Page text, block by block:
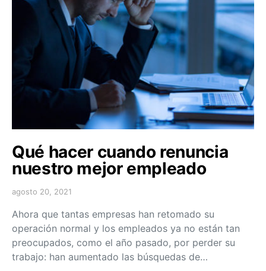
Qué hacer cuando renuncia
nuestro mejor empleado
agosto 20, 2021
Ahora que tantas empresas han retomado su
operación normal y los empleados ya no están tan
preocupados, como el año pasado, por perder su
trabajo: han aumentado las búsquedas de…